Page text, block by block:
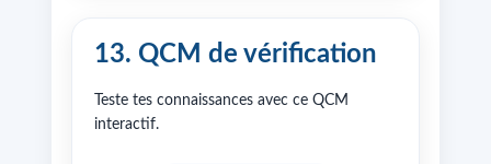
13. QCM de vérification
Teste tes connaissances avec ce QCM
interactif.